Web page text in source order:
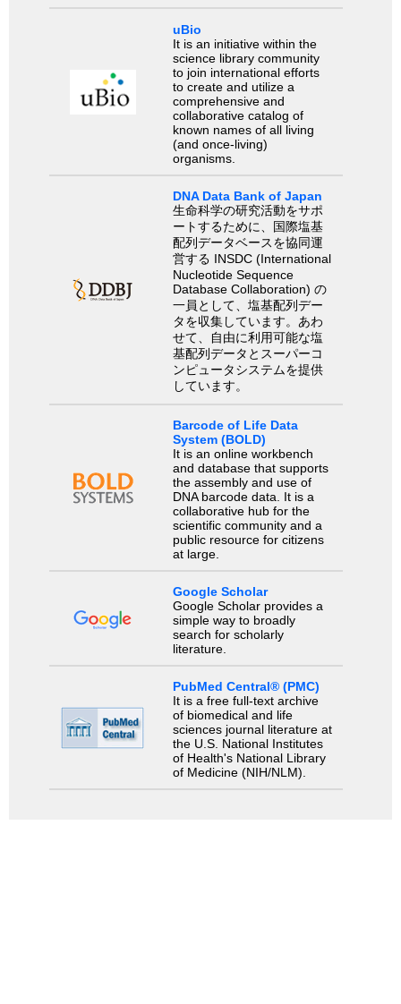
uBio
It is an initiative within the
science library community
to join international efforts
to create and utilize a
comprehensive and
collaborative catalog of
known names of all living
(and once-living)
organisms.
DNA Data Bank of Japan
生命科学の研究活動をサポ
ートするために、国際塩基
配列データベースを協同運
営する INSDC (International
Nucleotide Sequence
Database Collaboration) の
一員として、塩基配列デー
タを収集しています。あわ
せて、自由に利用可能な塩
基配列データとスーパーコ
ンピュータシステムを提供
しています。
Barcode of Life Data
System (BOLD)
It is an online workbench
and database that supports
the assembly and use of
DNA barcode data. It is a
collaborative hub for the
scientific community and a
public resource for citizens
at large.
Google Scholar
Google Scholar provides a
simple way to broadly
search for scholarly
literature.
PubMed Central® (PMC)
It is a free full-text archive
of biomedical and life
sciences journal literature at
the U.S. National Institutes
of Health's National Library
of Medicine (NIH/NLM).